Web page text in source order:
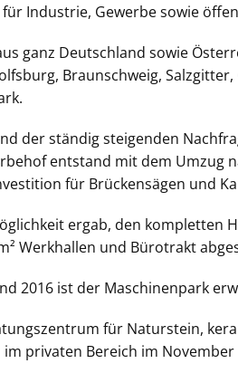
Industrie, Gewerbe sowie
ganz Deutschland sowie
Braunschweig,
der ständig steigenden
entstand mit dem Umzug
für Brückensägen und
ergab, den
Werkhallen und Bürotrakt
2016 ist der Maschinenpark
für Naturstein,
privaten Bereich im